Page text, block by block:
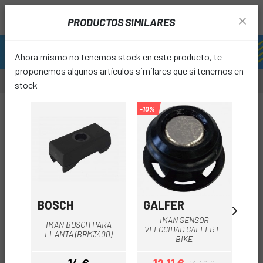
PRODUCTOS SIMILARES
Ahora mismo no tenemos stock en este producto, te
proponemos algunos artículos similares que sí tenemos en
stock
BOSCH
IMAN BOSCH PARA
LLANTA (BRM3400)
-10%
GALFER
IMAN SENSOR
VELOCIDAD GALFER E-
BIKE